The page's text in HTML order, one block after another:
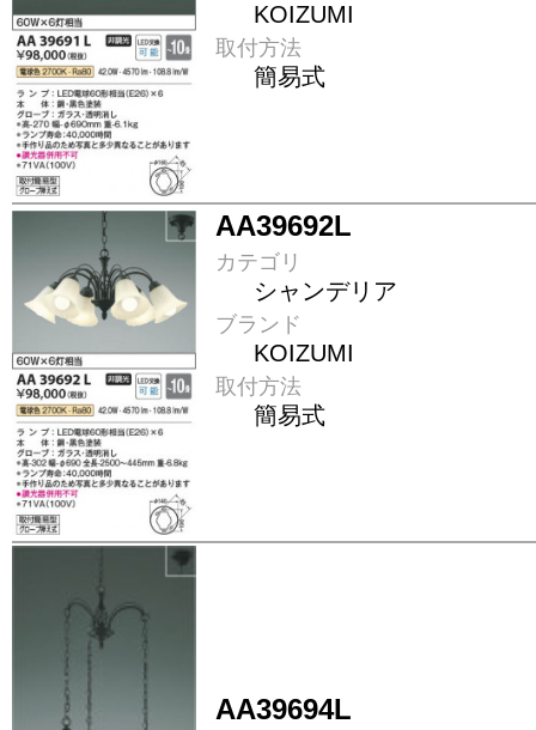
KOIZUMI
取付方法
簡易式
AA39692L
カテゴリ
シャンデリア
ブランド
KOIZUMI
取付方法
簡易式
AA39694L